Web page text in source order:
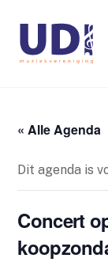
« Alle Agenda
Dit agenda is
Concert